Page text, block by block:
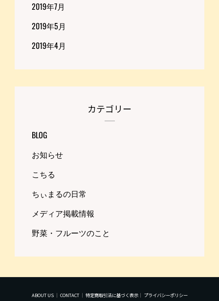
2019年7月
2019年5月
2019年4月
カテゴリー
BLOG
お知らせ
こちる
ちぃまるの日常
メディア掲載情報
野菜・フルーツのこと
ABOUT US｜ CONTACT｜ 特定商取引法に基づく表示｜ プライバシーポリシー